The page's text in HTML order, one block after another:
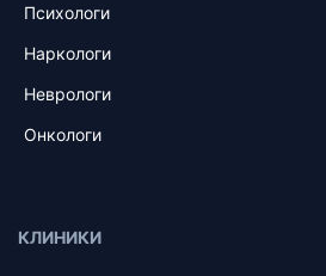
Психологи
Наркологи
Неврологи
Онкологи
КЛИНИКИ